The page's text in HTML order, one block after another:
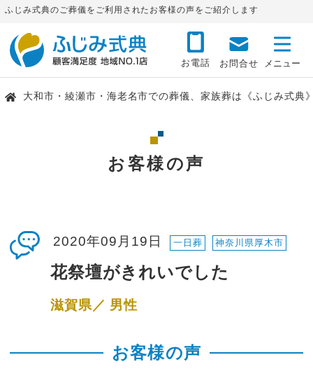
ふじみ式典のご葬儀をご利用されたお客様の声をご紹介します
お電話 お問合せ
大和市・綾瀬市・海老名市での葬儀、家族葬は《ふじみ式典
お客様の声
2020年09月19日 一日葬 神奈川県厚木市
花祭壇がきれいでした
滋賀県／ 男性
お客様の声